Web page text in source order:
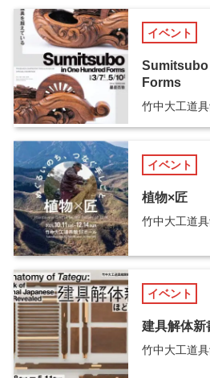
イベント
Sumitsubo
Forms
竹中大工道
イベント
植物×匠
竹中大工道
イベント
建具解体新
竹中大工道